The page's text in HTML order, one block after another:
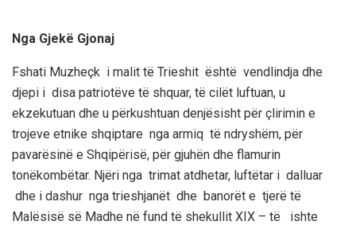
Nga Gjekë Gjonaj
Fshati Muzheçk i malit të Trieshit është vendlindja dhe
djepi i disa patriotëve të shquar, të cilët luftuan, u
ekzekutuan dhe u përkushtuan denjësisht për çlirimin e
trojeve etnike shqiptare nga armiq të ndryshëm, për
pavarësinë e Shqipërisë, për gjuhën dhe flamurin
tonëkombëtar. Njëri nga trimat atdhetar, luftëtar i dalluar
dhe i dashur nga trieshjanët dhe banorët e tjerë të
Malësisë së Madhe në fund të shekullit XIX – të ishte